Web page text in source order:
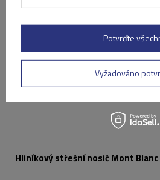
Hliníkový střešní nosič Mont Blanc
Vyžadováno
Potvrďte